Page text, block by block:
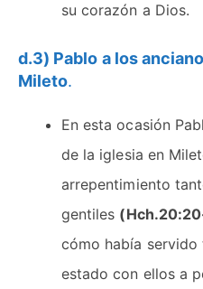
su corazón a Dios.
d.3) Pablo a los
Mileto.
En esta ocasión
de la iglesia en
arrepentimiento
gentiles
cómo había
estado con ellos a